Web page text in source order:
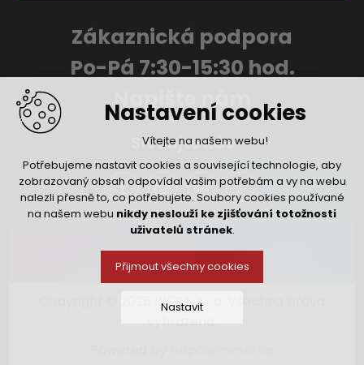
Nastavení cookies
Vítejte na našem webu!
Potřebujeme nastavit cookies a související technologie, aby
zobrazovaný obsah odpovídal vašim potřebám a vy na webu
nalezli přesně to, co potřebujete. Soubory cookies používané
na našem webu nikdy neslouží ke zjišťování totožnosti
uživatelů stránek.
Přijmout všechny cookies
Nastavit
Zákaznická podpora
Po-Pá 7:30-15:30 hod.
Napište nám
Sledujte nás
Copyright © 2026 INFRA, s.r.o. Všechna práva
vyhrazena.